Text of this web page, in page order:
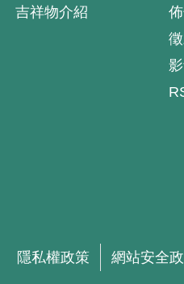
吉祥物介紹
隱私權政策 網站安全